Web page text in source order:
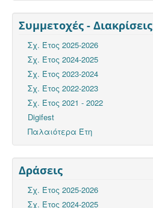
Συμμετοχές - Διακρίσεις
Σχ. Έτος 2025-2026
Σχ. Έτος 2024-2025
Σχ. Έτος 2023-2024
Σχ. Έτος 2022-2023
Σχ. Έτος 2021 - 2022
Digifest
Παλαιότερα Έτη
Δράσεις
Σχ. Έτος 2025-2026
Σχ. Έτος 2024-2025